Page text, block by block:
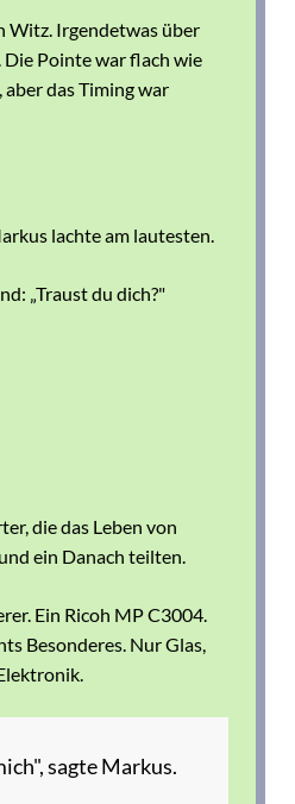
Witz. Irgendetwas über
Die Pointe war flach wie
das Timing war
lachte am lautesten.
„Traust du dich?"
die das Leben von
ein Danach teilten.
Ein Ricoh MP C3004.
Besonderes. Nur Glas,
sagte Markus.